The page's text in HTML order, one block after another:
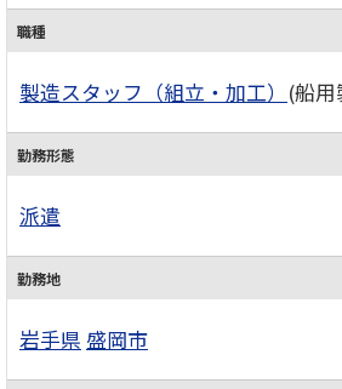
職種
製造スタッフ（組立・加工） (船
勤務形態
派遣
勤務地
岩手県 盛岡市